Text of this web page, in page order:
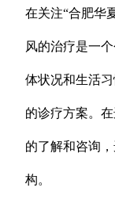
在关注“合肥华
风的治疗是一
体状况和生活
的诊疗方案。
的了解和咨询
构。